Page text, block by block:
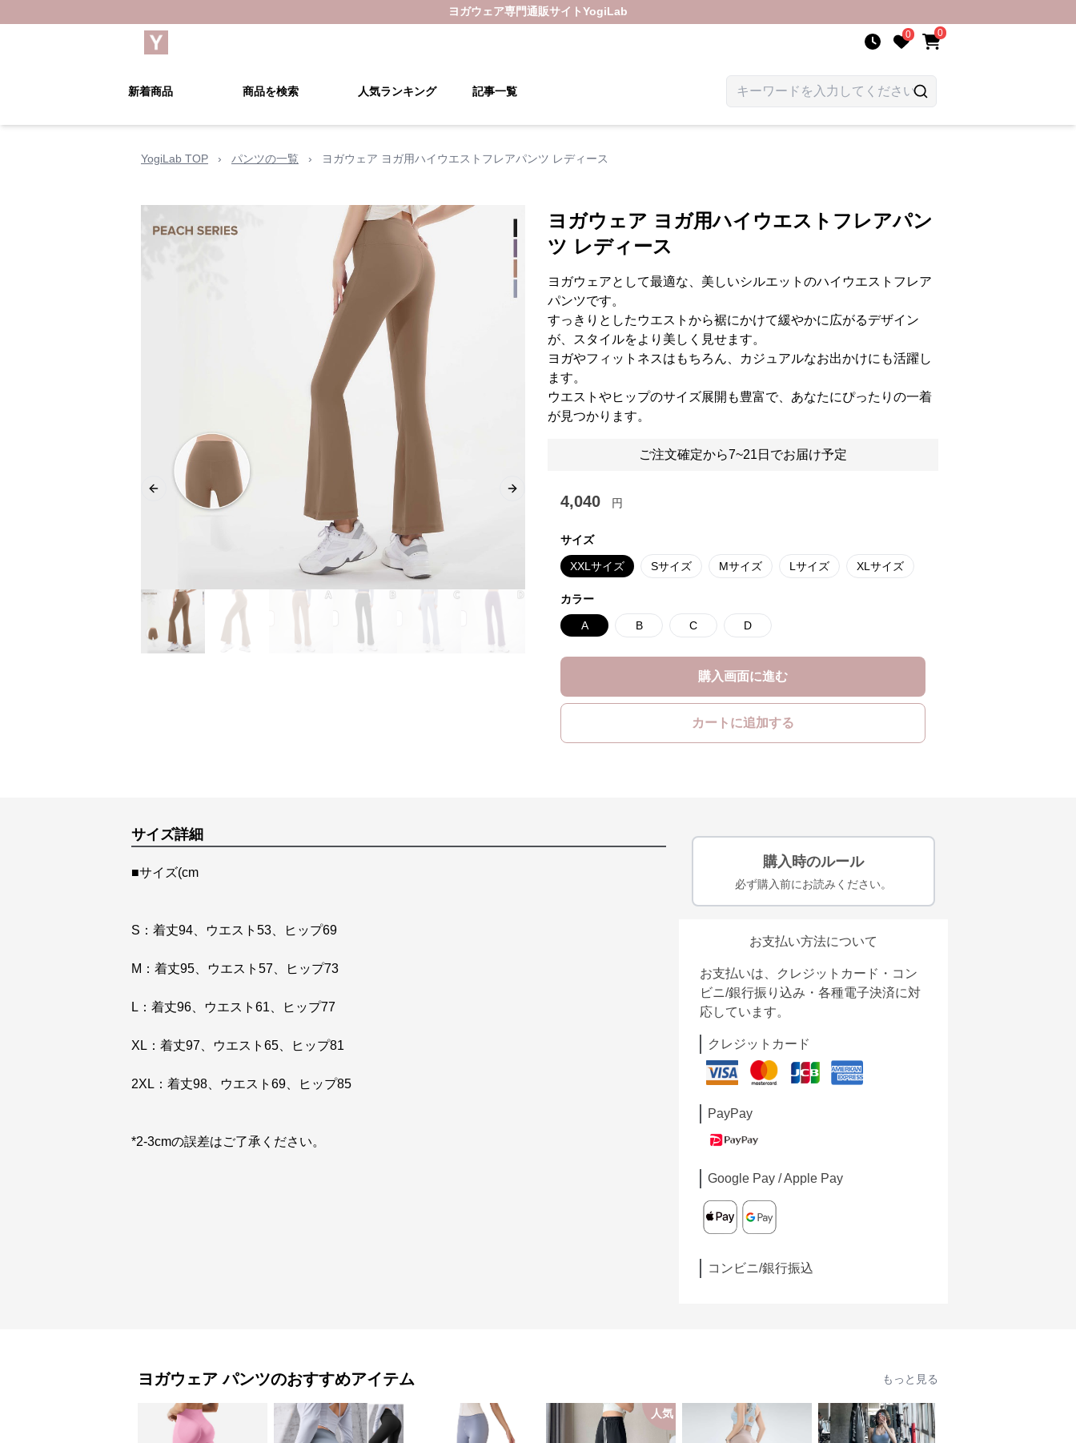
ヨガウェア専門通販サイトYogiLab
0 0
新着商品 商品を検索 人気ランキング 記事一覧
YogiLab TOP › パンツの一覧 › ヨガウェア ヨガ用ハイウエストフレアパンツ レディース
Previous slide Next slide
ヨガウェア ヨガ用ハイウエストフレアパン
ツ レディース
ヨガウェアとして最適な、美しいシルエットのハイウエストフレア
パンツです。
すっきりとしたウエストから裾にかけて緩やかに広がるデザイン
が、スタイルをより美しく見せます。
ヨガやフィットネスはもちろん、カジュアルなお出かけにも活躍し
ます。
ウエストやヒップのサイズ展開も豊富で、あなたにぴったりの一着
が見つかります。
ご注文確定から7~21日でお届け予定
4,040 円
サイズ
XXLサイズ Sサイズ Mサイズ Lサイズ XLサイズ
カラー
A B C D
購入画面に進む
カートに追加する
サイズ詳細
■サイズ(cm
S：着丈94、ウエスト53、ヒップ69
M：着丈95、ウエスト57、ヒップ73
L：着丈96、ウエスト61、ヒップ77
XL：着丈97、ウエスト65、ヒップ81
2XL：着丈98、ウエスト69、ヒップ85
*2-3cmの誤差はご了承ください。
購入時のルール
必ず購入前にお読みください。
お支払い方法について
お支払いは、クレジットカード・コン
ビニ/銀行振り込み・各種電子決済に対
応しています。
クレジットカード
PayPay
Google Pay / Apple Pay
コンビニ/銀行振込
ヨガウェア パンツのおすすめアイテム もっと見る
人気